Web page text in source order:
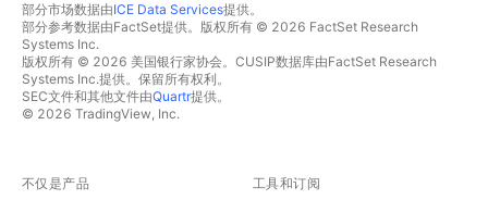
部分市场数据由ICE Data Services提供。
部分参考数据由FactSet提供。版权所有 © 2026 FactSet Research
Systems Inc.
版权所有 © 2026 美国银行家协会。CUSIP数据库由FactSet Research
Systems Inc.提供。保留所有权利。
SEC文件和其他文件由Quartr提供。
© 2026 TradingView, Inc.
不仅是产品 工具和订阅